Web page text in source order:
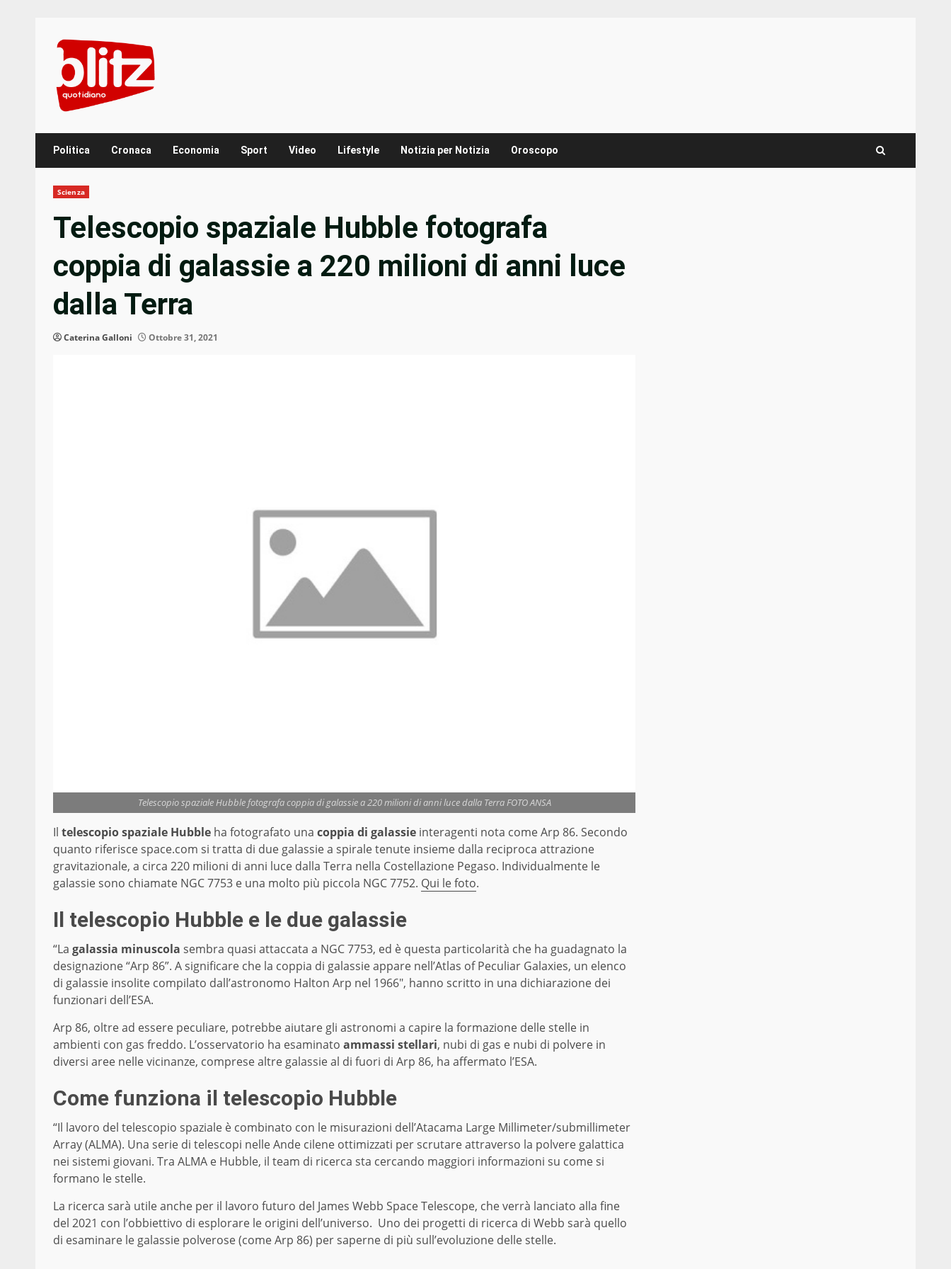
content
Politica Cronaca Economia Sport Video Lifestyle Notizia per Notizia Oroscopo
Scienza
Telescopio spaziale Hubble fotografa
coppia di galassie a 220 milioni di anni luce
dalla Terra
Caterina Galloni Ottobre 31, 2021
Telescopio spaziale Hubble fotografa coppia di galassie a 220 milioni di anni luce dalla Terra FOTO ANSA
Il telescopio spaziale Hubble ha fotografato una coppia di galassie interagenti nota come Arp 86. Secondo
quanto riferisce space.com si tratta di due galassie a spirale tenute insieme dalla reciproca attrazione
gravitazionale, a circa 220 milioni di anni luce dalla Terra nella Costellazione Pegaso. Individualmente le
galassie sono chiamate NGC 7753 e una molto più piccola NGC 7752. Qui le foto.
Il telescopio Hubble e le due galassie
“La galassia minuscola sembra quasi attaccata a NGC 7753, ed è questa particolarità che ha guadagnato la
designazione “Arp 86”. A significare che la coppia di galassie appare nell’Atlas of Peculiar Galaxies, un elenco
di galassie insolite compilato dall’astronomo Halton Arp nel 1966″, hanno scritto in una dichiarazione dei
funzionari dell’ESA.
Arp 86, oltre ad essere peculiare, potrebbe aiutare gli astronomi a capire la formazione delle stelle in
ambienti con gas freddo. L’osservatorio ha esaminato ammassi stellari, nubi di gas e nubi di polvere in
diversi aree nelle vicinanze, comprese altre galassie al di fuori di Arp 86, ha affermato l’ESA.
Come funziona il telescopio Hubble
“Il lavoro del telescopio spaziale è combinato con le misurazioni dell’Atacama Large Millimeter/submillimeter
Array (ALMA). Una serie di telescopi nelle Ande cilene ottimizzati per scrutare attraverso la polvere galattica
nei sistemi giovani. Tra ALMA e Hubble, il team di ricerca sta cercando maggiori informazioni su come si
formano le stelle.
La ricerca sarà utile anche per il lavoro futuro del James Webb Space Telescope, che verrà lanciato alla fine
del 2021 con l’obbiettivo di esplorare le origini dell’universo. Uno dei progetti di ricerca di Webb sarà quello
di esaminare le galassie polverose (come Arp 86) per saperne di più sull’evoluzione delle stelle.